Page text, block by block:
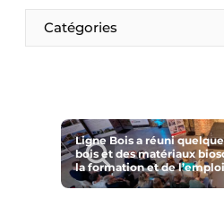
Emploi
Enregistrer une offre
Meest gelezen
Newsletter
Catégories
Ligne Bois a réuni
bois et des matériaux
la formation et de